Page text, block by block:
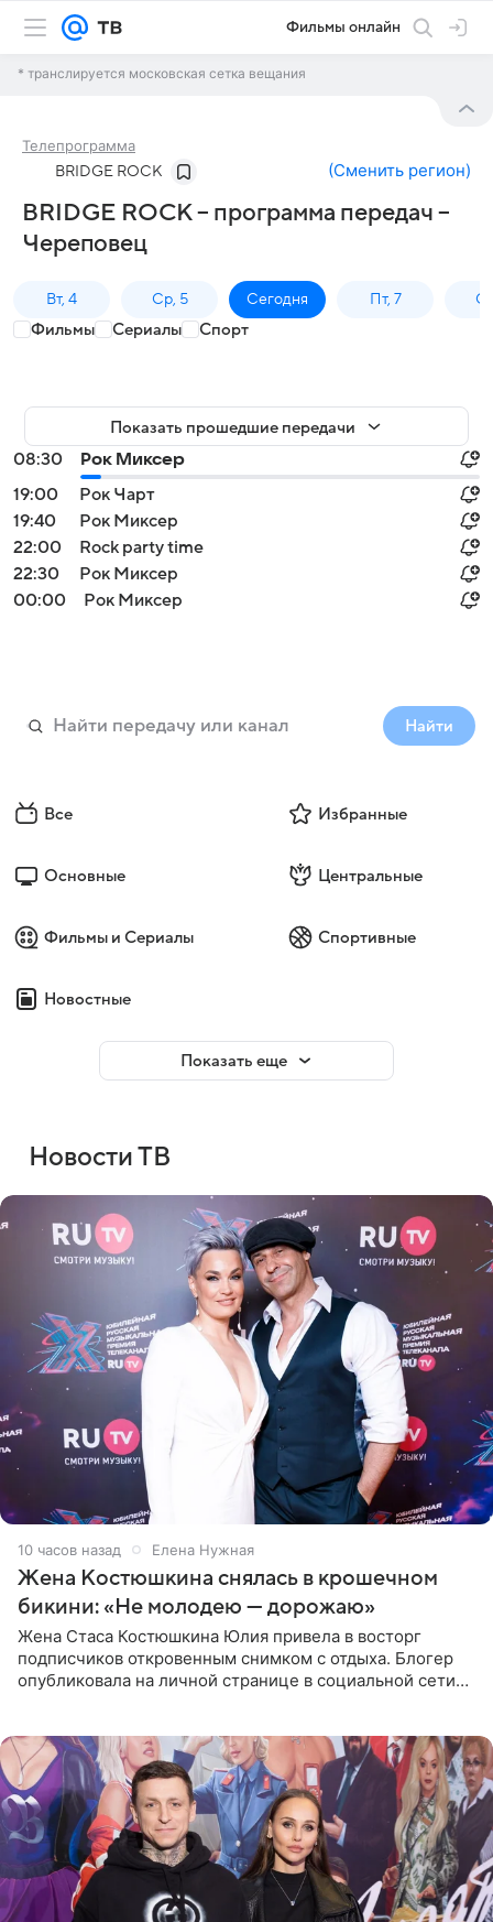
Фильмы онлайн
* транслируется московская сетка вещания
Телепрограмма
BRIDGE ROCK (Сменить регион)
BRIDGE ROCK – программа передач –
Череповец
Вт, 4 Ср, 5 Сегодня Пт, 7
Фильмы Сериалы Спорт
Показать прошедшие передачи
08:30
Рок Миксер
19:00
Рок Чарт
19:40
Рок Миксер
22:00
Rock party time
22:30
Рок Миксер
00:00
Рок Миксер
Найти
Все Избранные
Основные Центральные
Фильмы и Сериалы Спортивные
Новостные
Показать еще
Новости ТВ
10 часов назад Елена Нужная
Жена Костюшкина снялась в крошечном
бикини: «Не молодею — дорожаю»
Жена Стаса Костюшкина Юлия привела в восторг
подписчиков откровенным снимком с отдыха. Блогер
опубликовала на личной странице в социальной сети